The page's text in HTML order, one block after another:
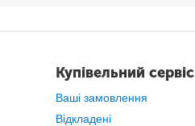
Купівельний сервіс
Ваші замовлення
Відкладені